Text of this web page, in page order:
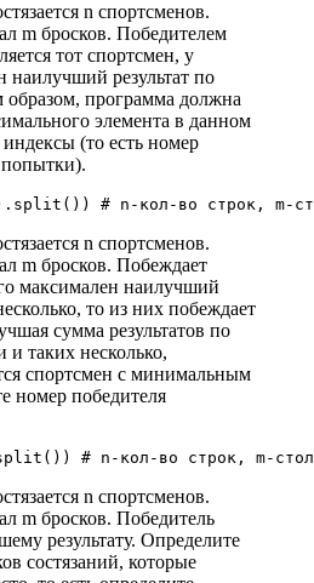
n спортcменов.
m бросков. Победителем
тот спортсмен, у
наилучший результат по
программа должна
элемента в данном
(то есть номер
# n-кол-во строк, m-
n спортcменов.
m бросков. Побеждает
максимален наилучший
то из них побеждает
сумма результатов по
таких несколько,
спортсмен с минимальным
номер победителя
# n-кол-во строк, m-
n спортcменов.
m бросков. Победитель
результату. Определите
состязаний, которые